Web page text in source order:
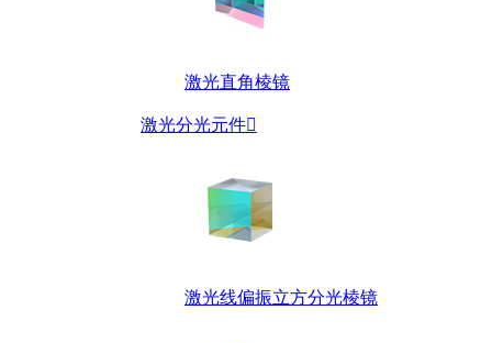
激光直角棱镜
激光分光元件
激光线偏振立方分光棱镜